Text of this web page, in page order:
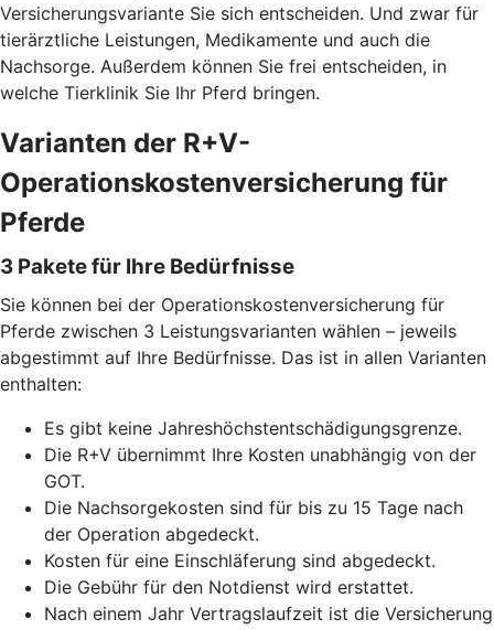
Versicherungsvariante Sie sich entscheiden. Und zwar für
tierärztliche Leistungen, Medikamente und auch die
Nachsorge. Außerdem können Sie frei entscheiden, in
welche Tierklinik Sie Ihr Pferd bringen.
Varianten der R+V-
Operationskostenversicherung für
Pferde
3 Pakete für Ihre Bedürfnisse
Sie können bei der Operationskostenversicherung für
Pferde zwischen 3 Leistungsvarianten wählen – jeweils
abgestimmt auf Ihre Bedürfnisse. Das ist in allen Varianten
enthalten:
Es gibt keine Jahreshöchstentschädigungsgrenze.
Die R+V übernimmt Ihre Kosten unabhängig von der
GOT.
Die Nachsorgekosten sind für bis zu 15 Tage nach
der Operation abgedeckt.
Kosten für eine Einschläferung sind abgedeckt.
Die Gebühr für den Notdienst wird erstattet.
Nach einem Jahr Vertragslaufzeit ist die Versicherung